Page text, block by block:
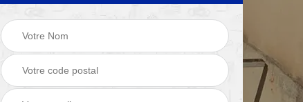
Nettoyage et
démoussage de
toiture 80
Réparation de
toiture 80